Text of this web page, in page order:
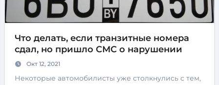
Что делать, если транзитные номера
сдал, но пришло СМС о нарушении
Окт 12, 2021
Некоторые автомобилисты уже столкнулись с тем,